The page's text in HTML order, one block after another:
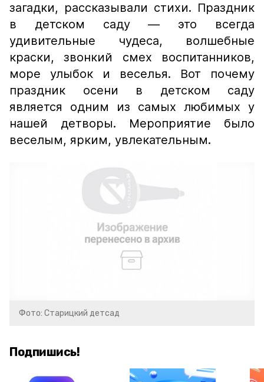
загадки, рассказывали стихи. Праздник
в детском саду — это всегда
удивительные чудеса, волшебные
краски, звонкий смех воспитанников,
море улыбок и веселья. Вот почему
праздник осени в детском саду
является одним из самых любимых у
нашей детворы. Мероприятие было
веселым, ярким, увлекательным.
Фото: Старицкий детсад
Подпишись!